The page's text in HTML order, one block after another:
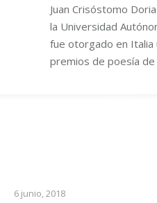
Juan Crisóstomo
la Universidad
fue otorgado en
premios de poesía
6 junio, 2018